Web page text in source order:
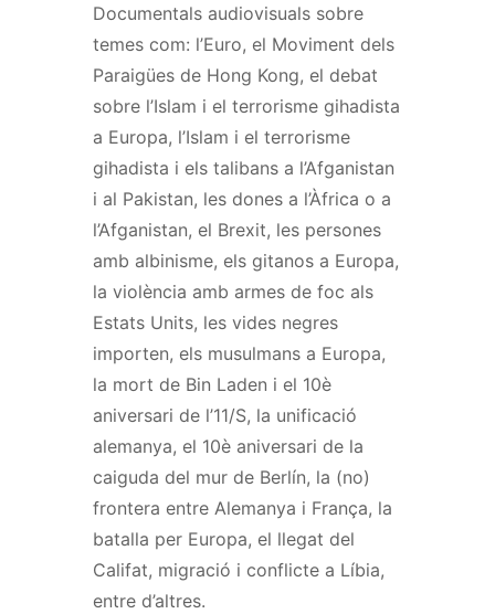
Documentals audiovisuals sobre
temes com: l’Euro, el Moviment dels
Paraigües de Hong Kong, el debat
sobre l’Islam i el terrorisme gihadista
a Europa, l’Islam i el terrorisme
gihadista i els talibans a l’Afganistan
i al Pakistan, les dones a l’Àfrica o a
l’Afganistan, el Brexit, les persones
amb albinisme, els gitanos a Europa,
la violència amb armes de foc als
Estats Units, les vides negres
importen, els musulmans a Europa,
la mort de Bin Laden i el 10è
aniversari de l’11/S, la unificació
alemanya, el 10è aniversari de la
caiguda del mur de Berlín, la (no)
frontera entre Alemanya i França, la
batalla per Europa, el llegat del
Califat, migració i conflicte a Líbia,
entre d’altres.